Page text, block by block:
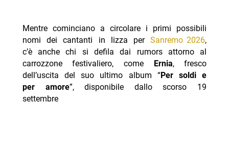
Mentre cominciano a circolare i primi possibili
nomi dei cantanti in lizza perSanremo 2026,
c’è anche chi si defila dai rumors attorno al
carrozzone festivaliero, come
Ernia, fresco
dell’uscita del suo ultimo album “Per soldi e
per amore”, disponibile dallo scorso 19
settembre